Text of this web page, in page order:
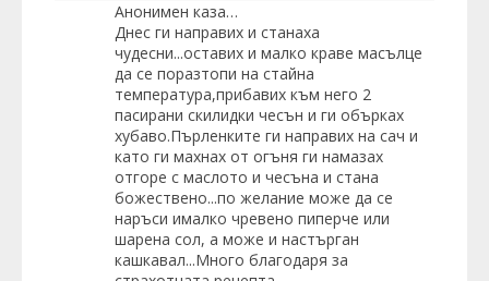
Анонимен каза…
Днес ги направих и станаха
чудесни...оставих и малко краве масълце
да се поразтопи на стайна
температура,прибавих към него 2
пасирани скилидки чесън и ги обърках
хубаво.Пърленките ги направих на сач и
като ги махнах от огъня ги намазах
отгоре с маслото и чесъна и стана
божествено...по желание може да се
наръси ималко чревено пиперче или
шарена сол, а може и настърган
кашкавал...Много благодаря за